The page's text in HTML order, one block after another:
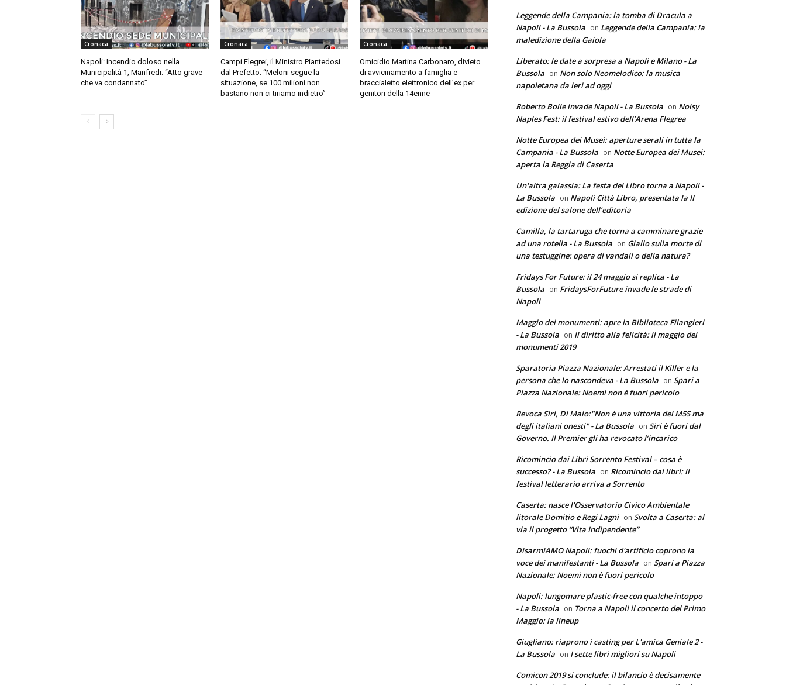
Cronaca
Napoli: Incendio doloso nella
Municipalità 1, Manfredi: “Atto grave
che va condannato”
Cronaca
Campi Flegrei, il Ministro Piantedosi
dal Prefetto: “Meloni segue la
situazione, se 100 milioni non
bastano non ci tiriamo indietro”
Cronaca
Omicidio Martina Carbonaro, divieto
di avvicinamento a famiglia e
braccialetto elettronico dell’ex per
genitori della 14enne
Leggende della Campania: la tomba di Dracula a
Napoli - La Bussola on Leggende della Campania: la
maledizione della Gaiola
Liberato: le date a sorpresa a Napoli e Milano - La
Bussola on Non solo Neomelodico: la musica
napoletana da ieri ad oggi
Roberto Bolle invade Napoli - La Bussola on Noisy
Naples Fest: il festival estivo dell’Arena Flegrea
Notte Europea dei Musei: aperture serali in tutta la
Campania - La Bussola on Notte Europea dei Musei:
aperta la Reggia di Caserta
Un'altra galassia: La festa del Libro torna a Napoli -
La Bussola on Napoli Città Libro, presentata la II
edizione del salone dell’editoria
Camilla, la tartaruga che torna a camminare grazie
ad una rotella - La Bussola on Giallo sulla morte di
una testuggine: opera di vandali o della natura?
Fridays For Future: il 24 maggio si replica - La
Bussola on FridaysForFuture invade le strade di
Napoli
Maggio dei monumenti: apre la Biblioteca Filangieri
- La Bussola on Il diritto alla felicità: il maggio dei
monumenti 2019
Sparatoria Piazza Nazionale: Arrestati il Killer e la
persona che lo nascondeva - La Bussola on Spari a
Piazza Nazionale: Noemi non è fuori pericolo
Revoca Siri, Di Maio:"Non è una vittoria del M5S ma
degli italiani onesti" - La Bussola on Siri è fuori dal
Governo. Il Premier gli ha revocato l’incarico
Ricomincio dai Libri Sorrento Festival – cosa è
successo? - La Bussola on Ricomincio dai libri: il
festival letterario arriva a Sorrento
Caserta: nasce l'Osservatorio Civico Ambientale
litorale Domitio e Regi Lagni on Svolta a Caserta: al
via il progetto “Vita Indipendente”
DisarmiAMO Napoli: fuochi d'artificio coprono la
voce dei manifestanti - La Bussola on Spari a Piazza
Nazionale: Noemi non è fuori pericolo
Napoli: lungomare plastic-free con qualche intoppo
- La Bussola on Torna a Napoli il concerto del Primo
Maggio: la lineup
Giugliano: riaprono i casting per L'amica Geniale 2 -
La Bussola on I sette libri migliori su Napoli
Comicon 2019 si conclude: il bilancio è decisamente